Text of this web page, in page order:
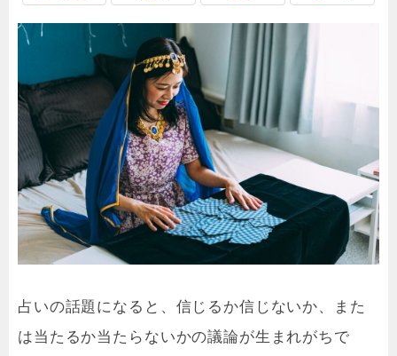
占いの話題になると、信じるか信じないか、また
は当たるか当たらないかの議論が生まれがちで